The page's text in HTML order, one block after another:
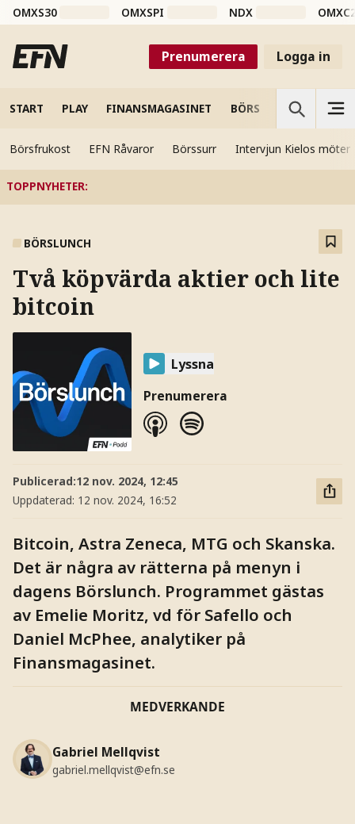
OMXS30 OMXSPI NDX
Prenumerera Logga in
START PLAY FINANSMAGASINET BÖRS VETENSKAP
Börsfrukost EFN Råvaror Börssurr Intervjun Kielos möter
TOPPNYHETER:
BÖRSLUNCH
Två köpvärda aktier och lite
bitcoin
Lyssna
Prenumerera
Publicerad:12 nov. 2024, 12:45
Uppdaterad: 12 nov. 2024, 16:52
Bitcoin, Astra Zeneca, MTG och Skanska.
Det är några av rätterna på menyn i
dagens Börslunch. Programmet gästas
av Emelie Moritz, vd för Safello och
Daniel McPhee, analytiker på
Finansmagasinet.
MEDVERKANDE
Gabriel Mellqvist
gabriel.mellqvist@efn.se